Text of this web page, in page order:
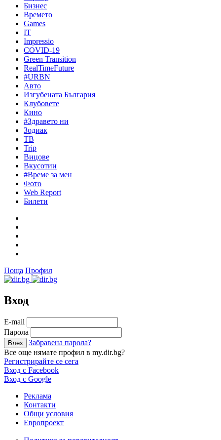
Бизнес
Времето
Games
IT
Impressio
COVID-19
Green Transition
RealTimeFuture
#URBN
Авто
Изгубената България
Клубовете
Кино
#Здравето ни
Зодиак
ТВ
Trip
Вицове
Вкусотии
#Време за мен
Фото
Web Report
Билети
Поща Профил
Вход
Е-mail
Парола
Забравена парола?
Все още нямате профил в my.dir.bg?
Регистрирайте се сега
Вход с Facebook
Вход с Google
Реклама
Контакти
Общи условия
Европроект